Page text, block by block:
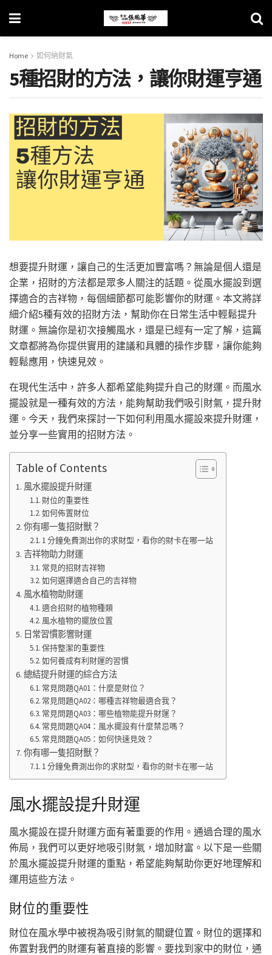
Home 如何納財氣
5種招財的方法，讓你財運亨通
想要提升財運，讓自己的生活更加豐富嗎？無論是個人還是
企業，招財的方法都是眾多人關注的話題。從風水擺設到選
擇適合的吉祥物，每個細節都可能影響你的財運。本文將詳
細介紹5種有效的招財方法，幫助你在日常生活中輕鬆提升
財運。無論你是初次接觸風水，還是已經有一定了解，這篇
文章都將為你提供實用的建議和具體的操作步驟，讓你能夠
輕鬆應用，快速見效。
在現代生活中，許多人都希望能夠提升自己的財運。而風水
擺設就是一種有效的方法，能夠幫助我們吸引財氣，提升財
運。今天，我們來探討一下如何利用風水擺設來提升財運，
並分享一些實用的招財方法。
Table of Contents
風水擺設提升財運
財位的重要性
如何佈置財位
你有哪一隻招財獸？
1 分鐘免費測出你的求財型，看你的財卡在哪一站
吉祥物助力財運
常見的招財吉祥物
如何選擇適合自己的吉祥物
風水植物助財運
適合招財的植物種類
風水植物的擺放位置
日常習慣影響財運
保持整潔的重要性
如何養成有利財運的習慣
總結提升財運的綜合方法
常見問題QA01：什麼是財位？
常見問題QA02：哪種吉祥物最適合我？
常見問題QA03：哪些植物能提升財運？
常見問題QA04：風水擺設有什麼禁忌嗎？
常見問題QA05：如何快速見效？
你有哪一隻招財獸？
1 分鐘免費測出你的求財型，看你的財卡在哪一站
風水擺設提升財運
風水擺設在提升財運方面有著重要的作用。通過合理的風水
佈局，我們可以更好地吸引財氣，增加財富。以下是一些關
於風水擺設提升財運的重點，希望能夠幫助你更好地理解和
運用這些方法。
財位的重要性
財位在風水學中被視為吸引財氣的關鍵位置。財位的選擇和
佈置對我們的財運有著直接的影響。要找到家中的財位，通